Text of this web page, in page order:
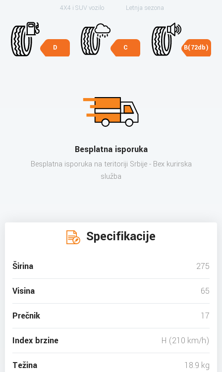
4X4 i SUV vozilo Letnja sezona
D C B(72db)
Besplatna isporuka
Besplatna isporuka na teritoriji Srbije - Bex kurirska
služba
Specifikacije
Širina 275
Visina 65
Prečnik 17
Index brzine H (210 km/h)
Težina 18.9 kg